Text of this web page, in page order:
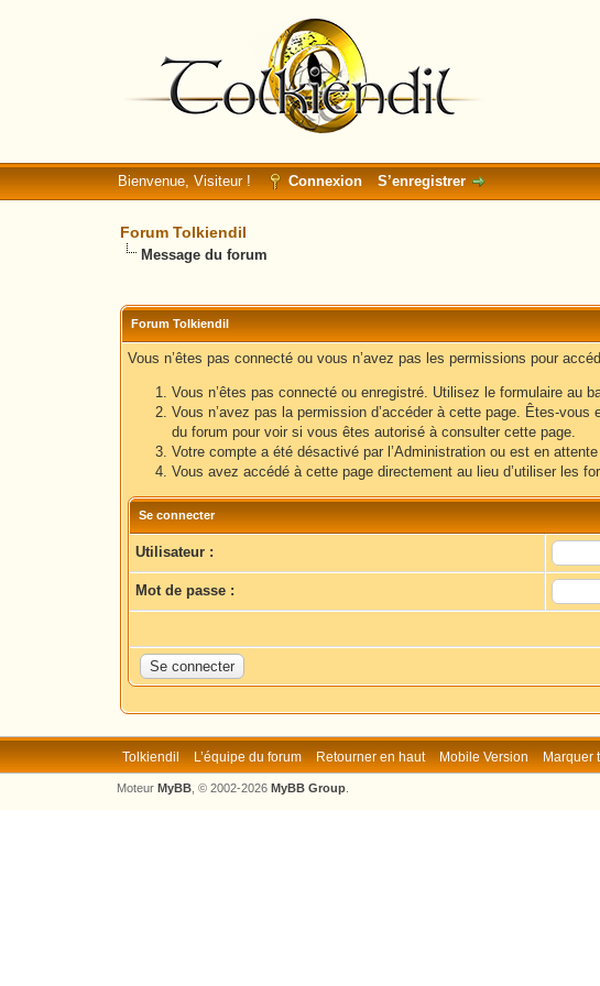
Bienvenue, Visiteur ! Connexion S’enregistrer
Forum Tolkiendil
Message du forum
Forum Tolkiendil
Vous n’êtes pas connecté ou vous n’avez pas les permissions pour
Vous n’êtes pas connecté ou enregistré. Utilisez le formulaire au
Vous n’avez pas la permission d’accéder à cette page. Êtes-
du forum pour voir si vous êtes autorisé à consulter cette page.
Votre compte a été désactivé par l’Administration ou est en
Vous avez accédé à cette page directement au lieu d’utiliser les
Se connecter
Utilisateur :
Mot de passe :
Tolkiendil L’équipe du forum Retourner en haut Mobile Version Marquer
Moteur MyBB, © 2002-2026 MyBB Group.